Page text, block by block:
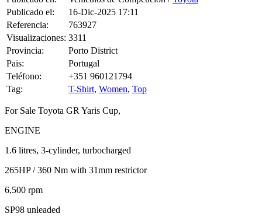
Publicado el:
16-Dic-2025 17:11
Referencia:
763927
Visualizaciones: 3311
Provincia:
Porto District
Pais:
Portugal
Teléfono:
+351 960121794
Tag:
T-Shirt, Women, Top
For Sale Toyota GR Yaris Cup,
ENGINE
1.6 litres, 3-cylinder, turbocharged
265HP / 360 Nm with 31mm restrictor
6,500 rpm
SP98 unleaded